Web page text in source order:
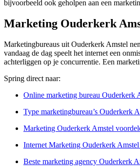
bijvoorbeeld ook geholpen aan een
Marketing Ouderkerk
Marketingbureaus uit Ouderkerk Amstel
vandaag de dag speelt het internet een
achterliggen op je concurrentie. Een
Spring direct naar:
Online marketing bureau Ouderkerk
Type marketingbureau’s Ouderkerk
Marketing Ouderkerk Amstel
Internet Marketing Ouderkerk
Beste marketing agency Ouderkerk